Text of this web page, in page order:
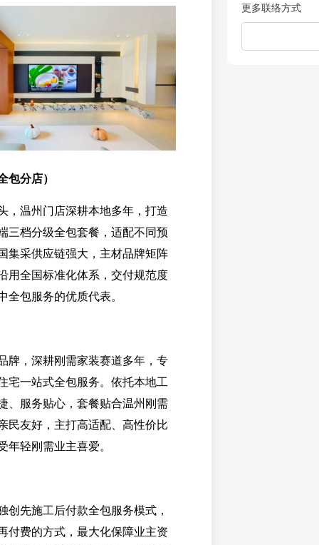
包分店）
，温州门店深耕本地多年，打造
三档分级全包套餐，适配不同预
集采供应链强大，主材品牌矩阵
用全国标准化体系，交付规范度
全包服务的优质代表。
牌，深耕刚需家装赛道多年，专
宅一站式全包服务。依托本地工
、服务贴心，套餐贴合温州刚需
民友好，主打高适配、高性价比
年轻刚需业主喜爱。
创先施工后付款全包服务模式，
付费的方式，最大化保障业主资
更多联络方式